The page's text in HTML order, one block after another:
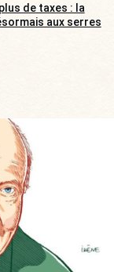
de taxes : la
aux serres